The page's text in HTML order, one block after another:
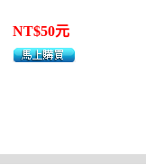
NT$50元